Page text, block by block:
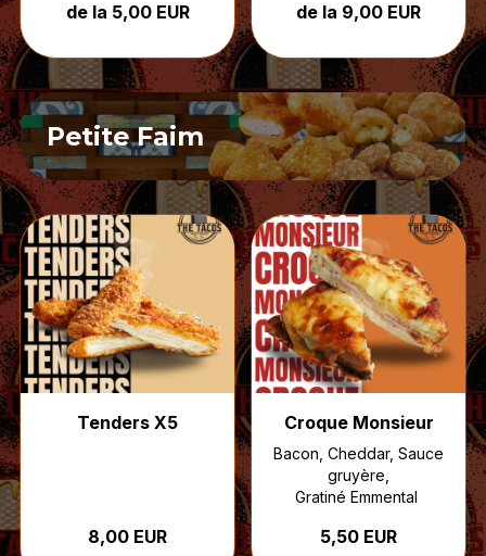
de la 5,00 EUR de la 9,00 EUR
Petite Faim
Tenders X5
8,00 EUR
Croque Monsieur
Bacon, Cheddar, Sauce
gruyère,
Gratiné Emmental
5,50 EUR